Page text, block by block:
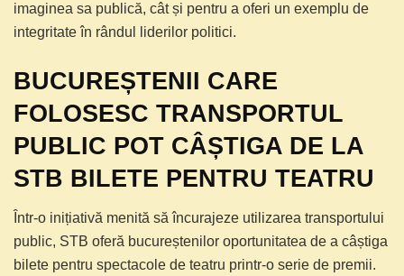
imaginea sa publică, cât și pentru a oferi un exemplu de
integritate în rândul liderilor politici.
BUCUREȘTENII CARE
FOLOSESC TRANSPORTUL
PUBLIC POT CÂȘTIGA DE LA
STB BILETE PENTRU TEATRU
Într-o inițiativă menită să încurajeze utilizarea transportului
public, STB oferă bucureștenilor oportunitatea de a câștiga
bilete pentru spectacole de teatru printr-o serie de premii.